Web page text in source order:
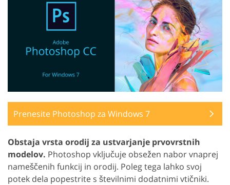
Prenesite Photoshop za Windows 7
Obstaja vrsta orodij za ustvarjanje prvovrstnih
modelov. Photoshop vključuje obsežen nabor vnaprej
nameščenih funkcij in orodij. Poleg tega lahko svoj
potek dela popestrite s številnimi dodatnimi vtičniki.